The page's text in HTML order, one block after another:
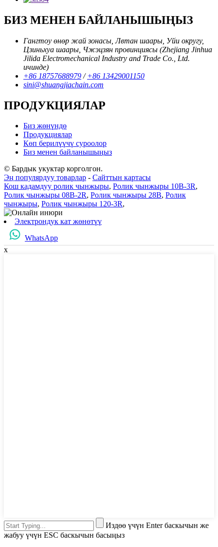
БИЗ МЕНЕН БАЙЛАНЫШЫҢЫЗ
Гангтоу өнөр жай зонасы, Лвтан шаары, Уйи округу,
Цзиньхуа шаары, Чжэцзян провинциясы (Zhejiang Jinhua
Jilida Electromechanical Industry and Trade Co., Ltd.
ичинде)
+86 18757688979 /+86 13429001150
sini@shuangjiachain.com
ПРОДУКЦИЯЛАР
Биз жөнүндө
Продукциялар
Көп берилүүчү суроолор
Биз менен байланышыңыз
© Бардык укуктар корголгон.
Эң популярдуу товарлар - Сайттын картасы
Кош кадамдуу ролик чынжыры, Ролик чынжыры 10B-3R,
Ролик чынжыры 08B-2R, Ролик чынжыры 28B, Ролик
чынжыры, Ролик чынжыры 120-3R,
Электрондук кат жөнөтүү
WhatsApp
x
Издөө үчүн Enter баскычын же
жабуу үчүн ESC баскычын басыңыз